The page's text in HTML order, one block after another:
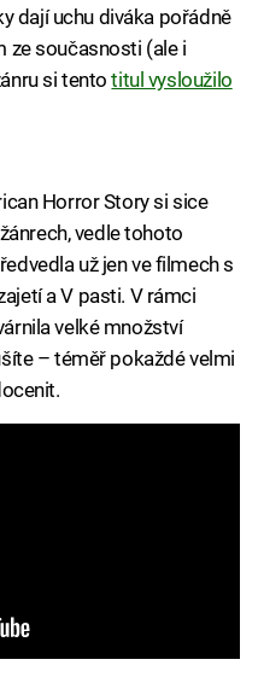
dají uchu diváka pořádně
ze současnosti (ale i
si tentotitul vysloužilo
Horror Story si sice
vedle tohoto
už jen ve filmech s
a V pasti. V rámci
velké množství
– téměř pokaždé velmi